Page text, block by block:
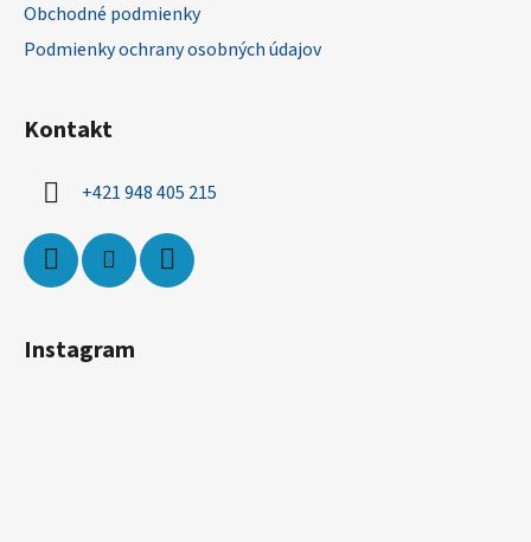
Obchodné podmienky
Podmienky ochrany osobných údajov
Kontakt
+421 948 405 215
Instagram